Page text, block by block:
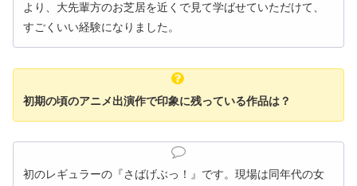
より、大先輩方のお芝居を近くで見て学ばせていただけて、
すごくいい経験になりました。
初期の頃のアニメ出演作で印象に残っている作品は？
初のレギュラーの『さばげぶっ！』です。現場は同年代の女